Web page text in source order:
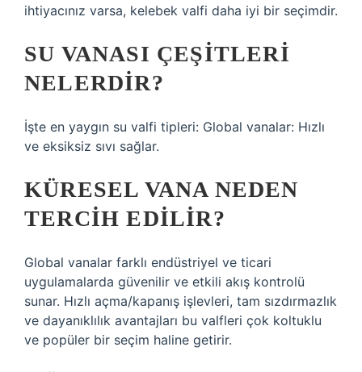
ihtiyacınız varsa, kelebek valfi daha iyi bir seçimdir.
SU VANASI ÇEŞITLERI
NELERDIR?
İşte en yaygın su valfi tipleri: Global vanalar: Hızlı
ve eksiksiz sıvı sağlar.
KÜRESEL VANA NEDEN
TERCIH EDILIR?
Global vanalar farklı endüstriyel ve ticari
uygulamalarda güvenilir ve etkili akış kontrolü
sunar. Hızlı açma/kapanış işlevleri, tam sızdırmazlık
ve dayanıklılık avantajları bu valfleri çok koltuklu
ve popüler bir seçim haline getirir.